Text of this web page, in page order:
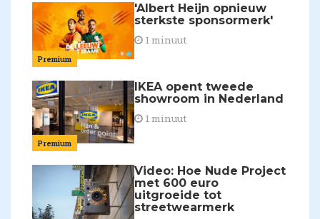
Premium
'Albert Heijn opnieuw
sterkste sponsormerk'
1 minuut
Premium
IKEA opent tweede
showroom in Nederland
1 minuut
Video: Hoe Nude Project
met 600 euro
uitgroeide tot
streetwearmerk